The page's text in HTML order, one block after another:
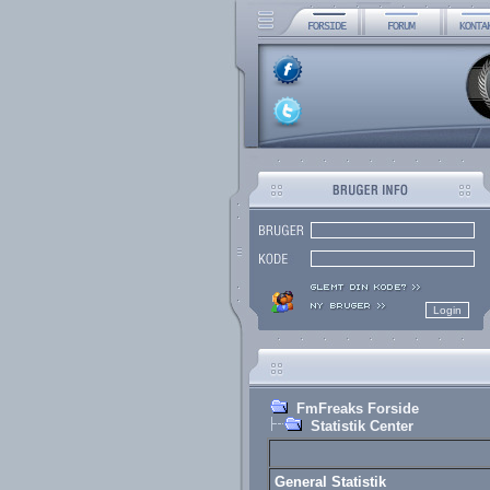
FmFreaks Forside
Statistik Center
General Statistik